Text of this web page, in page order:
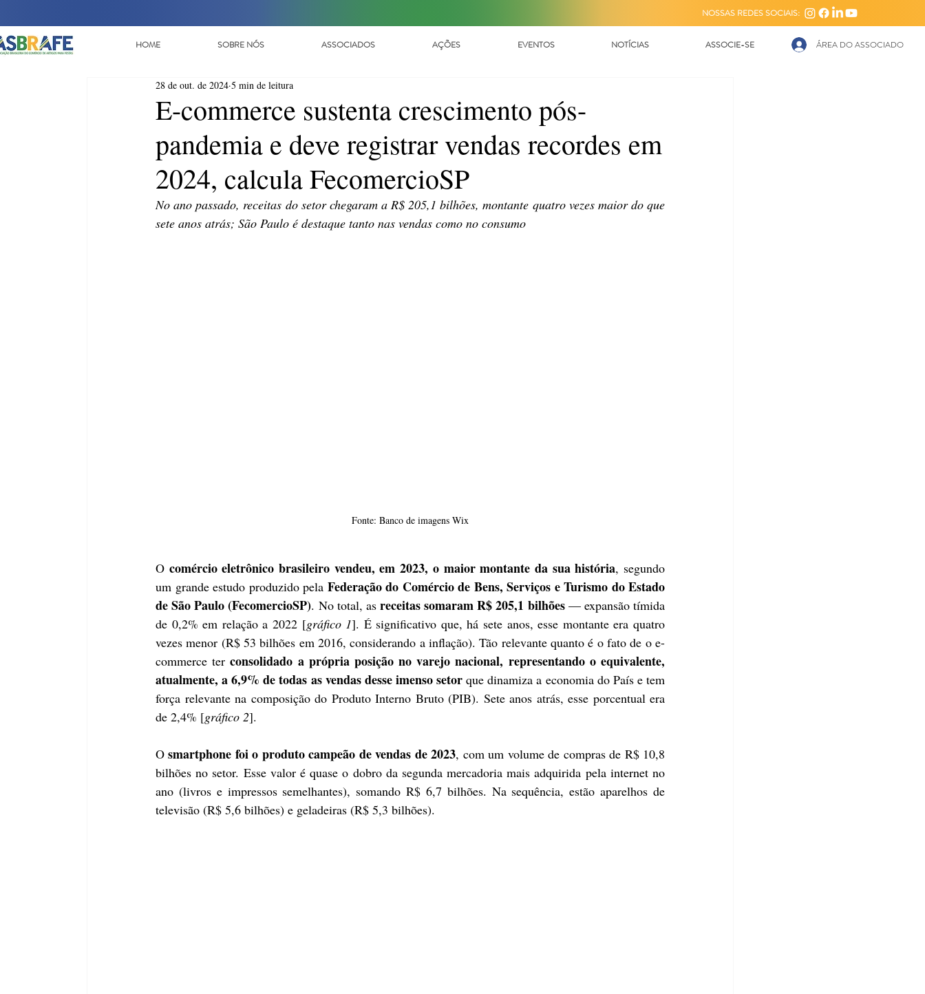
NOSSAS REDES SOCIAIS:
HOME SOBRE NÓS ASSOCIADOS AÇÕES EVENTOS NOTÍCIAS ASSOCIE-SE ÁREA DO ASSOCIADO
E-commerce sustenta crescimento pós-
pandemia e deve registrar vendas recordes em
2024, calcula FecomercioSP
28 de out. de 2024 5 min de leitura
No ano passado, receitas do setor chegaram a R$ 205,1 bilhões, montante quatro vezes maior do que
sete anos atrás; São Paulo é destaque tanto nas vendas como no consumo
Fonte: Banco de imagens Wix
O comércio eletrônico brasileiro vendeu, em 2023, o maior montante da sua história, segundo
um grande estudo produzido pela Federação do Comércio de Bens, Serviços e Turismo do Estado
de São Paulo (FecomercioSP). No total, as receitas somaram R$ 205,1 bilhões — expansão tímida
de 0,2% em relação a 2022 [gráfico 1]. É significativo que, há sete anos, esse montante era quatro
vezes menor (R$ 53 bilhões em 2016, considerando a inflação). Tão relevante quanto é o fato de o e-
commerce ter consolidado a própria posição no varejo nacional, representando o equivalente,
atualmente, a 6,9% de todas as vendas desse imenso setor que dinamiza a economia do País e tem
força relevante na composição do Produto Interno Bruto (PIB). Sete anos atrás, esse porcentual era
de 2,4% [gráfico 2].
O smartphone foi o produto campeão de vendas de 2023, com um volume de compras de R$ 10,8
bilhões no setor. Esse valor é quase o dobro da segunda mercadoria mais adquirida pela internet no
ano (livros e impressos semelhantes), somando R$ 6,7 bilhões. Na sequência, estão aparelhos de
televisão (R$ 5,6 bilhões) e geladeiras (R$ 5,3 bilhões).